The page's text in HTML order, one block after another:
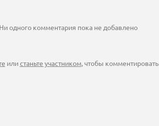
Ни одного комментария пока не добавлено
илистаньте участником, чтобы комментировать